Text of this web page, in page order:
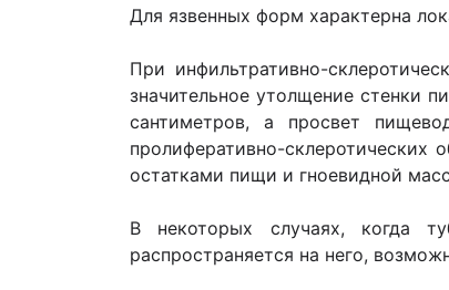
Для язвенных форм характерна
При инфильтративно-
значительное утолщение стенки
сантиметров, а просвет
пролиферативно-склеротических
остатками пищи и гноевидной
В некоторых случаях, когда
распространяется на него,